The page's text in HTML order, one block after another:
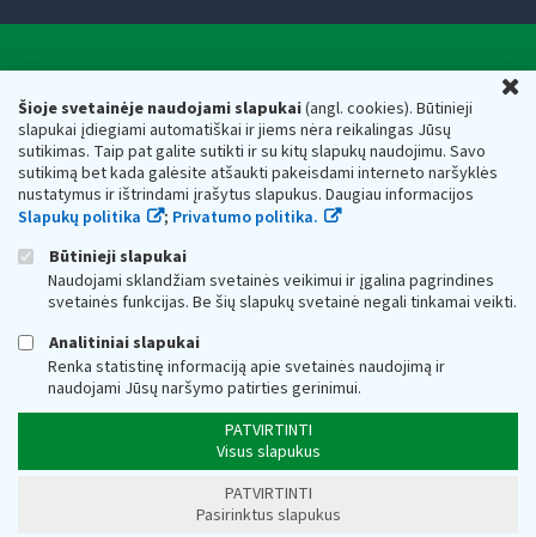
Šioje svetainėje naudojami slapukai(angl. cookies). Būtinieji
slapukai įdiegiami automatiškai ir jiems nėra reikalingas Jūsų
sutikimas. Taip pat galite sutikti ir su kitų slapukų naudojimu. Savo
sutikimą bet kada galėsite atšaukti pakeisdami interneto naršyklės
nustatymus ir ištrindami įrašytus slapukus. Daugiau informacijos
Slapukų politika
; Privatumo politika.
Būtinieji slapukai
Naudojami sklandžiam svetainės veikimui ir įgalina pagrindines
svetainės funkcijas. Be šių slapukų svetainė negali tinkamai veikti.
Analitiniai slapukai
Renka statistinę informaciją apie svetainės naudojimą ir
naudojami Jūsų naršymo patirties gerinimui.
PATVIRTINTI
Visus slapukus
PATVIRTINTI
Pasirinktus slapukus
Valstybinė mokesčių inspekcija prie Lietuvos
Respublikos finansų ministerijos
Biudžetinė įstaiga. Juridinio asmens kodas — 188659752,
adresas: Vasario 16-osios g. 14, 01107 Vilnius, Lietuva, el.paštas:
vmi@vmi.lt , E. pristatymo dėžutės adresas 188659752
Duomenys apie Valstybinę mokesčių inspekciją prie Lietuvos
Respublikos finansų ministerijos kaupiami ir saugomi Juridinių